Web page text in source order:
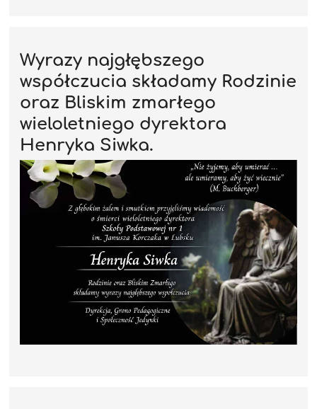
Wyrazy najgłębszego
współczucia składamy Rodzinie
oraz Bliskim zmarłego
wieloletniego dyrektora
Henryka Siwka.